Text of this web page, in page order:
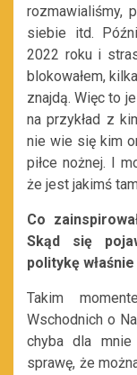
rozmawialiśmy,
siebie itd.
2022 roku i
blokowałem,
znajdą. Więc to
na przykład z
nie wie się kim
piłce nożnej. I
że jest jakimś
Co
Skąd się
politykę
Takim
Wschodnich o
chyba dla
sprawę, że